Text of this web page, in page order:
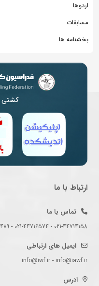
اردوها
مسابقات
بخشنامه ها
کشتی
ارتباط با ما
تماس با ما
021-44714158 - 021-44716574 - 021-44714489
ایمیل های ارتباطی
info@iwf.ir - info@iawf.ir
آدرس